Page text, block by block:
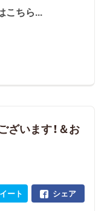
こちら...
ざいます！＆お
シェア
ート